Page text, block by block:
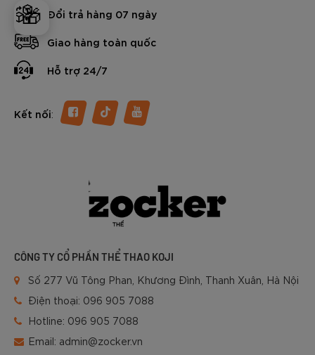
🎁 Đổi trả hàng 07 ngày
Giao hàng toàn quốc
Hỗ trợ 24/7
Kết nối:
CÔNG TY CỔ PHẦN THỂ THAO KOJI
Số 277 Vũ Tông Phan, Khương Đình, Thanh Xuân, Hà Nội
Điện thoại: 096 905 7088
Hotline: 096 905 7088
Email: admin@zocker.vn